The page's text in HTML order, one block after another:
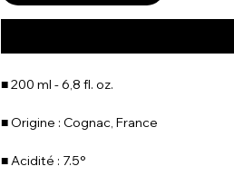
■ 200 ml - 6,8 fl. oz.
■ Origine : Cognac, France
■ Acidité : 7.5°